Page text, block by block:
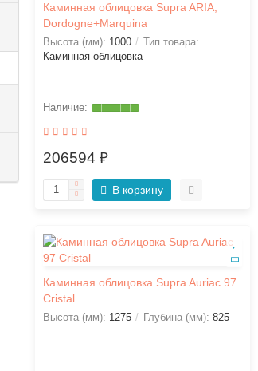
Каминная облицовка Supra ARIA,
Dordogne+Marquina
Высота (мм): 1000
Тип товара:
Каминная облицовка
206594 ₽
В корзину
Каминная облицовка Supra Auriac 97
Cristal
Высота (мм): 1275 Глубина (мм): 825